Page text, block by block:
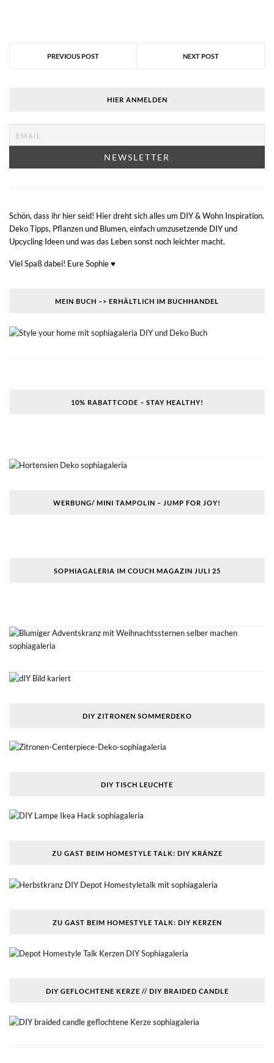
PREVIOUS POST NEXT POST
HIER ANMELDEN
Schön, dass ihr hier seid! Hier dreht sich alles um DIY & Wohn Inspiration.
Deko Tipps, Pflanzen und Blumen, einfach umzusetzende DIY und
Upcycling Ideen und was das Leben sonst noch leichter macht.
Viel Spaß dabei! Eure Sophie ♥
MEIN BUCH –> ERHÄLTLICH IM BUCHHANDEL
10% RABATTCODE – STAY HEALTHY!
WERBUNG/ MINI TAMPOLIN – JUMP FOR JOY!
SOPHIAGALERIA IM COUCH MAGAZIN JULI 25
DIY ZITRONEN SOMMERDEKO
DIY TISCH LEUCHTE
ZU GAST BEIM HOMESTYLE TALK: DIY KRÄNZE
ZU GAST BEIM HOMESTYLE TALK: DIY KERZEN
DIY GEFLOCHTENE KERZE // DIY BRAIDED CANDLE